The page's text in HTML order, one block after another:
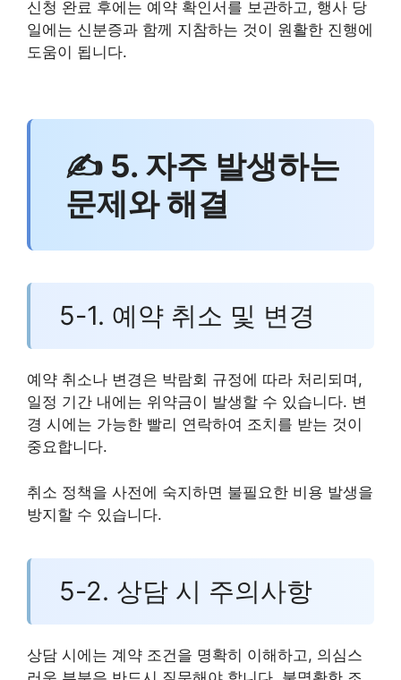
신청 완료 후에는 예약 확인서를 보관하고, 행사 당
일에는 신분증과 함께 지참하는 것이 원활한 진행에
도움이 됩니다.
✍ 5. 자주 발생하는
문제와 해결
5-1. 예약 취소 및 변경
예약 취소나 변경은 박람회 규정에 따라 처리되며,
일정 기간 내에는 위약금이 발생할 수 있습니다. 변
경 시에는 가능한 빨리 연락하여 조치를 받는 것이
중요합니다.
취소 정책을 사전에 숙지하면 불필요한 비용 발생을
방지할 수 있습니다.
5-2. 상담 시 주의사항
상담 시에는 계약 조건을 명확히 이해하고, 의심스